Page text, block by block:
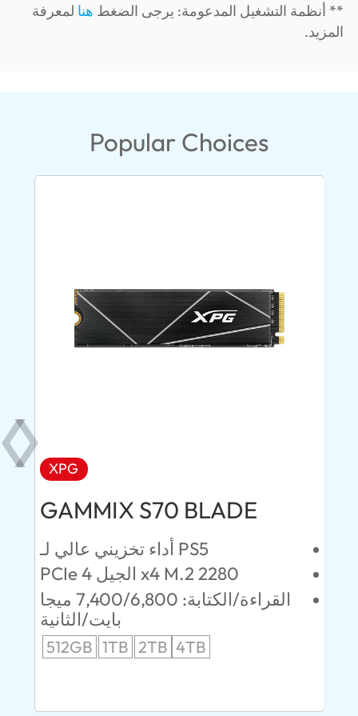
** أنظمة التشغيل المدعومة: يرجى الضغط هنا لمعرفة
المزيد.
Popular Choices
XPG
GAMMIX S70 BLADE
أداء تخزيني عالي لـ PS5
PCIe الجيل 4 x4 M.2 2280
القراءة/الكتابة: 7,400/6,800 ميجا
بايت/الثانية
512GB 1TB 2TB 4TB